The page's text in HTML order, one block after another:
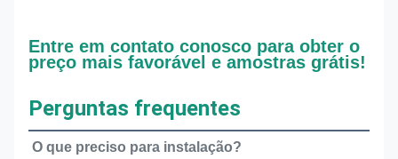
Entre em contato conosco para obter o
preço mais favorável e amostras grátis!
Perguntas frequentes
O que preciso para instalação?